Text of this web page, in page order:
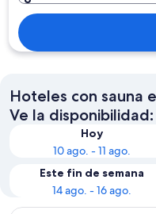
Hoteles con sauna
Ve la disponibilidad:
Hoy
10 ago. - 11 ago.
Este fin de semana
14 ago. - 16 ago.